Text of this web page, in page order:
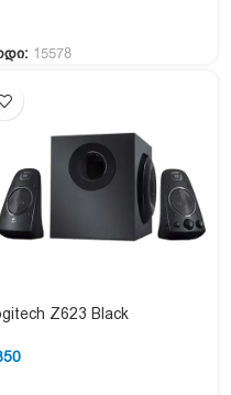
15578
Z623 Black